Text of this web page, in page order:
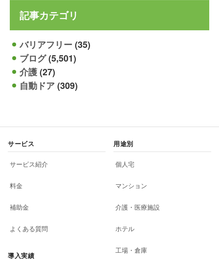
記事カテゴリ
バリアフリー(35)
ブログ(5,501)
介護(27)
自動ドア(309)
サービス
サービス紹介
料金
補助金
よくある質問
導入実績
用途別
個人宅
マンション
介護・医療施設
ホテル
工場・倉庫